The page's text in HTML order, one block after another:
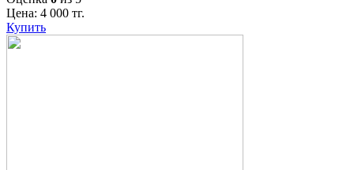
Цена: 4 000 тг.
Купить